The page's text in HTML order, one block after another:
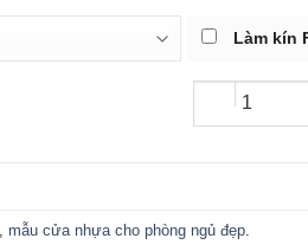
Làm kín
,mẫu cửa nhựa cho phòng ngủ đẹp